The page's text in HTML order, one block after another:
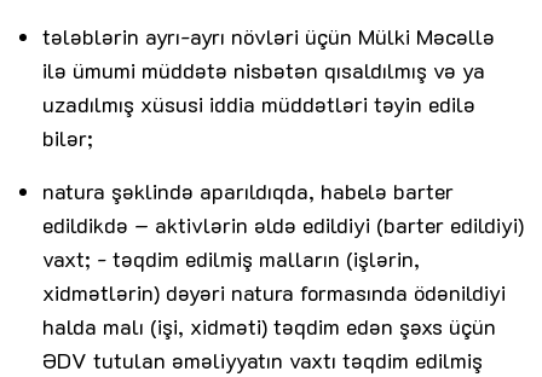
tələblərin ayrı-ayrı növləri üçün Mülki Məcəllə
ilə ümumi müddətə nisbətən qısaldılmış və ya
uzadılmış xüsusi iddia müddətləri təyin edilə
bilər;
natura şəklində aparıldıqda, habelə barter
edildikdə – aktivlərin əldə edildiyi (barter edildiyi)
vaxt; - təqdim edilmiş malların (işlərin,
xidmətlərin) dəyəri natura formasında ödənildiyi
halda malı (işi, xidməti) təqdim edən şəxs üçün
ƏDV tutulan əməliyyatın vaxtı təqdim edilmiş